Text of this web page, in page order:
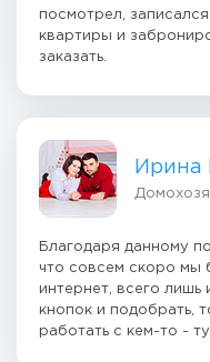
посмотрел,
квартиры и
заказать.
Ирина
Благодаря данному
что совсем скоро мы
интернет, всего лишь
кнопок и подобрать,
работать с кем-то -